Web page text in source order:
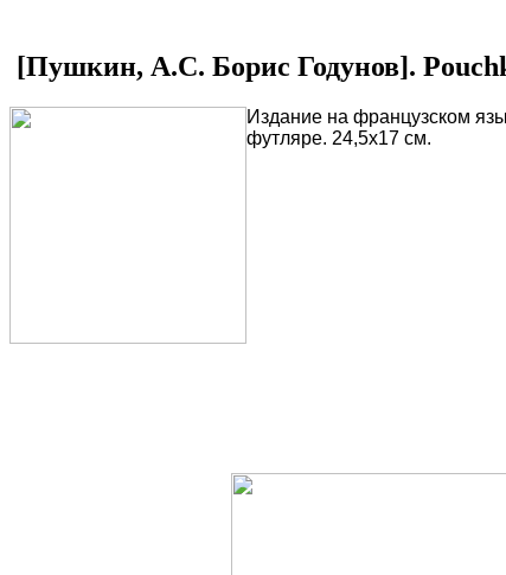
[Пушкин, А.С. Борис Годунов].
Издание на французском
футляре. 24,5х17 см.